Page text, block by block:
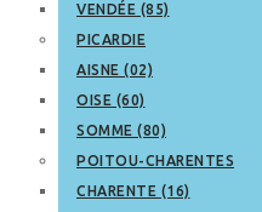
VENDÉE (85)
PICARDIE
AISNE (02)
OISE (60)
SOMME (80)
POITOU-CHARENTES
CHARENTE (16)